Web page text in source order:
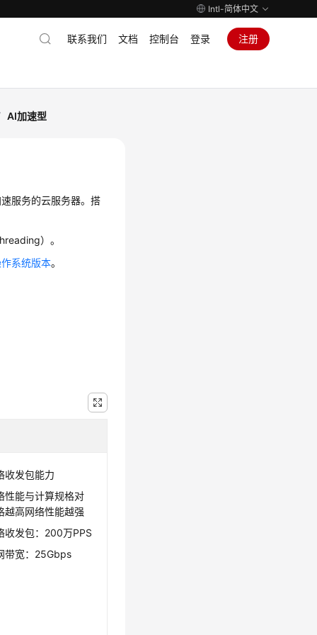
Intl-简体中文
联系我们 文档 控制台 登录 注册
AI加速型
服务的云服务器。搭
）。
系统版本。
收发包能力
性能与计算规格对
越高网络性能越强
收发包：200万PPS
带宽：25Gbps